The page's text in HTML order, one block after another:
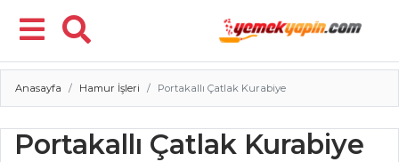
Menü
Anasayfa Hamur İşleri Portakallı Çatlak Kurabiye
Portakallı Çatlak Kurabiye